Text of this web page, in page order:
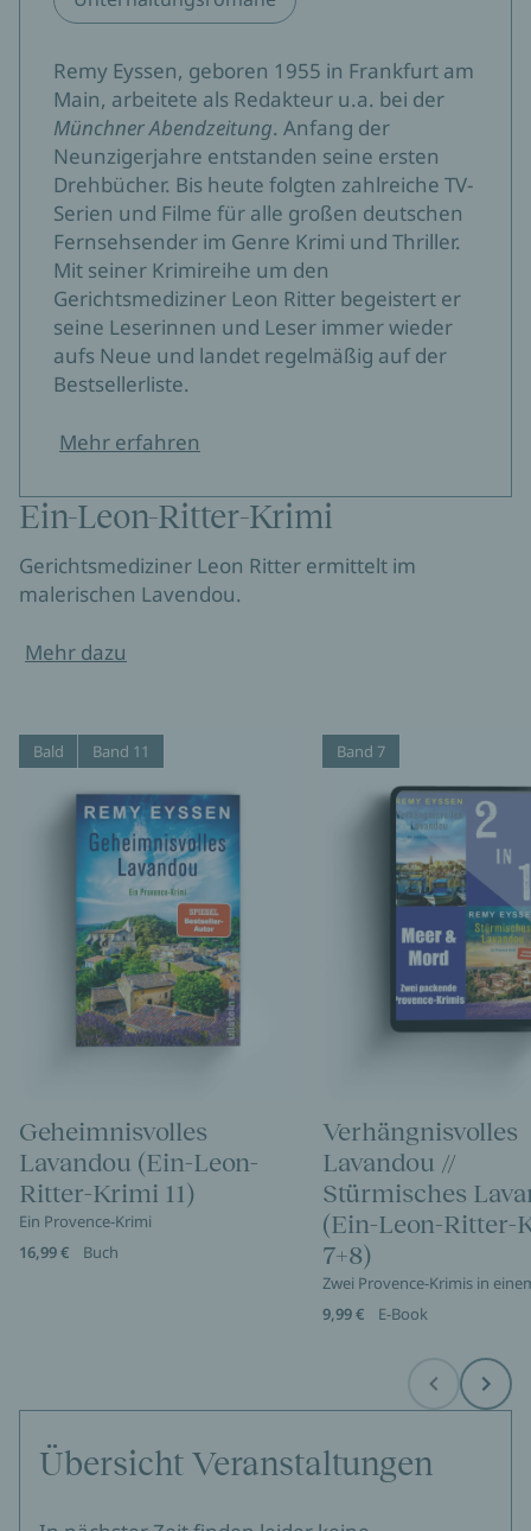
Remy Eyssen, geboren 1955 in Frankfurt am
Main, arbeitete als Redakteur u.a. bei der
Münchner Abendzeitung. Anfang der
Neunzigerjahre entstanden seine ersten
Drehbücher. Bis heute folgten zahlreiche TV-
Serien und Filme für alle großen deutschen
Fernsehsender im Genre Krimi und Thriller.
Mit seiner Krimireihe um den
Gerichtsmediziner Leon Ritter begeistert er
seine Leserinnen und Leser immer wieder
aufs Neue und landet regelmäßig auf der
Bestsellerliste.
Mehr erfahren
Ein-Leon-Ritter-Krimi
Gerichtsmediziner Leon Ritter ermittelt im
malerischen Lavendou.
Mehr dazu
Bald Band 11
Geheimnisvolles
Lavandou (Ein-Leon-
Ritter-Krimi 11)
Ein Provence-Krimi
16,99 €
Buch
Band 7
Verhängnisvolles
Lavandou //
Stürmisches
(Ein-Leon-Ritter-
7+8)
Zwei Provence-Krimis in
9,99 €
E-Book
Before Next
Übersicht Veranstaltungen